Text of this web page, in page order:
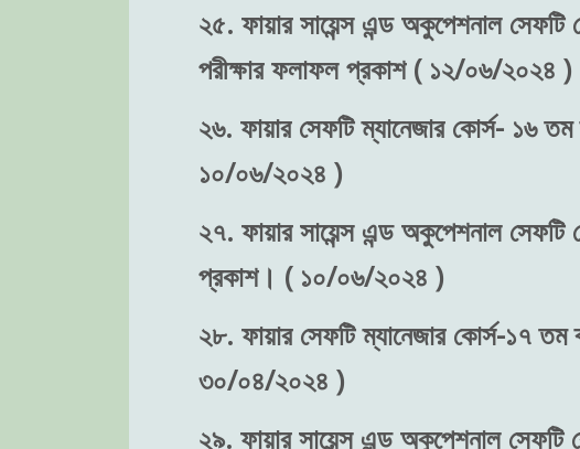
২৫. ফায়ার সায়েন্স এন্ড অকুপেশনাল
পরীক্ষার ফলাফল প্রকাশ ( ১২/০৬/২০২৪ )
২৬. ফায়ার সেফটি ম্যানেজার কোর্স- ১৬ তম
১০/০৬/২০২৪ )
২৭. ফায়ার সায়েন্স এন্ড অকুপেশনাল সেফটি
প্রকাশ। ( ১০/০৬/২০২৪ )
২৮. ফায়ার সেফটি ম্যানেজার কোর্স-১৭ তম
৩০/০৪/২০২৪ )
২৯. ফায়ার সায়েন্স এন্ড অকুপেশনাল